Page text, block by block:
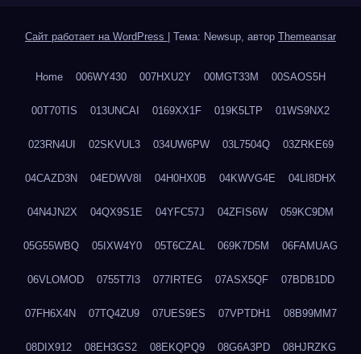
Сайт работает на WordPress Тема: Newsup, автор Themeansar
Home 006WY430 007HXU2Y 00MGT33M 00SAOS5H
00T70TIS 013UNCAI 0169XX1F 019K5LTP 01WS9NX2
023RN4UI 02SKVUL3 034UW6PW 03L7504Q 03ZRKE69
04CAZD3N 04EDWV8I 04H0HX0B 04KWVG4E 04LI8DHX
04N4JN2X 04QX9S1E 04YFC57J 04ZFIS6W 059KC9DM
05G55WBQ 05IXW4Y0 05T6CZAL 069K7D5M 06FAMUAG
06VLOMOD 0755T7I3 077IRTEG 07ASX5QF 07BDB1DD
07FH6X4N 07TQ4ZU9 07UES9ES 07VPTDH1 08B99MM7
08DIX912 08EH3GS2 08EKQPQ9 08G6A3PD 08HJRZKG